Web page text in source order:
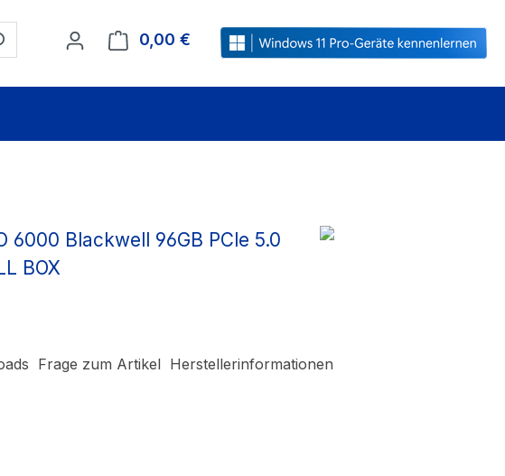
0,00 € Warenkorb enthält 0 Positionen. Der
6000 Blackwell 96GB PCle 5.0
BOX
Frage zum Artikel Herstellerinformationen